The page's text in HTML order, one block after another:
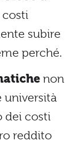
costi
subire
perché.
non
università
dei costi
reddito